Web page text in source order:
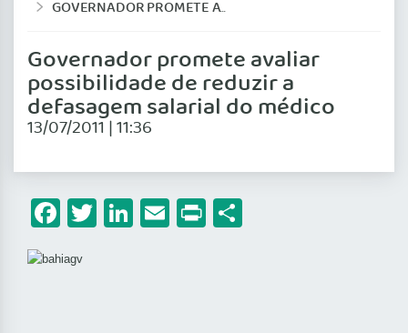
GOVERNADOR PROMETE AVALIAR POSSIBILIDADE DE REDUZIR A DEFASAGEM SALARIAL DO MÉDICO
Governador promete avaliar
possibilidade de reduzir a
defasagem salarial do médico
13/07/2011 | 11:36
Facebook
Twitter
LinkedIn
Email
Print